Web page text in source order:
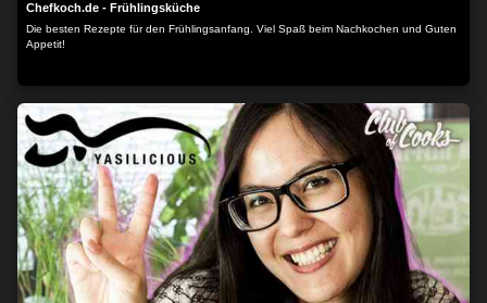
Chefkoch.de - Frühlingsküche
Die besten Rezepte für den Frühlingsanfang. Viel Spaß beim Nachkochen und Guten
Appetit!